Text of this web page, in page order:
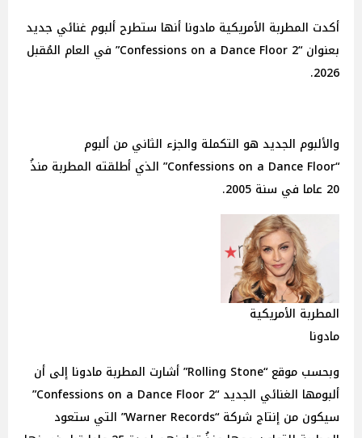
أكدت المطربة الأمريكية مادونا أنها ستطرح ألبوم غنائي جديد
بعنوان “2 Confessions on a Dance Floor” في العام المُقبل
2026.
والألبوم الجديد هو التكملة والجزء الثاني من ألبوم
“Confessions on a Dance Floor” الذي أطلقته المطربة منذُ
20 عاما في سنة 2005.
المطربة الأمريكية
مادونا
وبحسب موقع “Rolling Stone” أشارت المطربة مادونا إلى أن
ألبومها الغنائي الجديد “2 Confessions on a Dance Floor”
سيكون من إنتاج شركة “Warner Records” التي ستعود